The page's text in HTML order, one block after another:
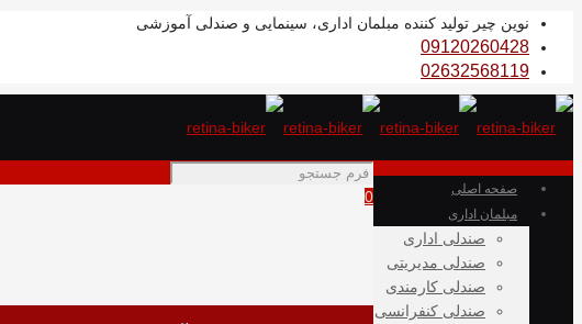
نوین چیر تولید کننده مبلمان اداری، سینمایی و صندلی آموزشی
09120260428
02632568119
صفحه اصلی
مبلمان اداری
صندلی اداری
صندلی مدیریتی
صندلی کارمندی
صندلی کنفرانسی
0